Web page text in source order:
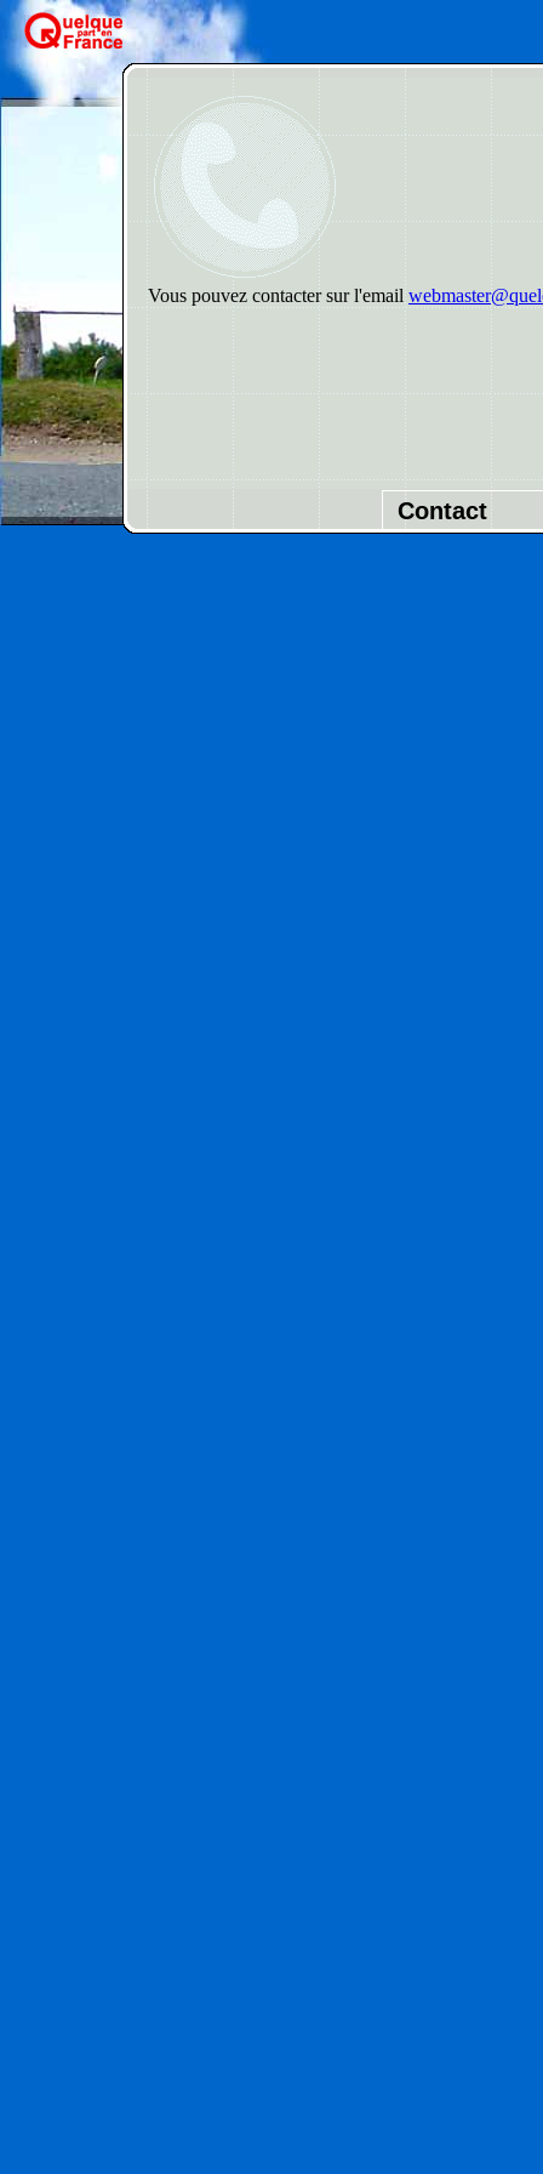
Vous pouvez contacter sur l'email
Contact